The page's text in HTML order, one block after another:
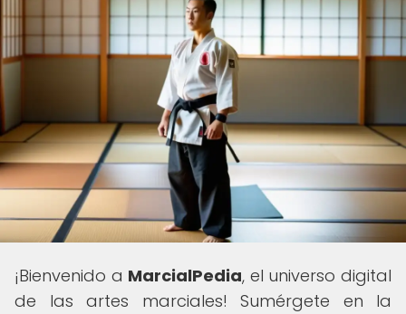
¡Bienvenido a MarcialPedia, el universo digital
de las artes marciales! Sumérgete en la